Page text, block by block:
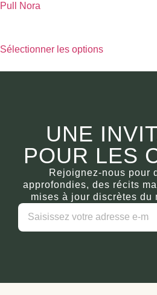
Pull Nora
Sélectionner les options
UNE
POUR LES
Rejoignez-nous pour
approfondies, des récits
mises à jour discrètes du